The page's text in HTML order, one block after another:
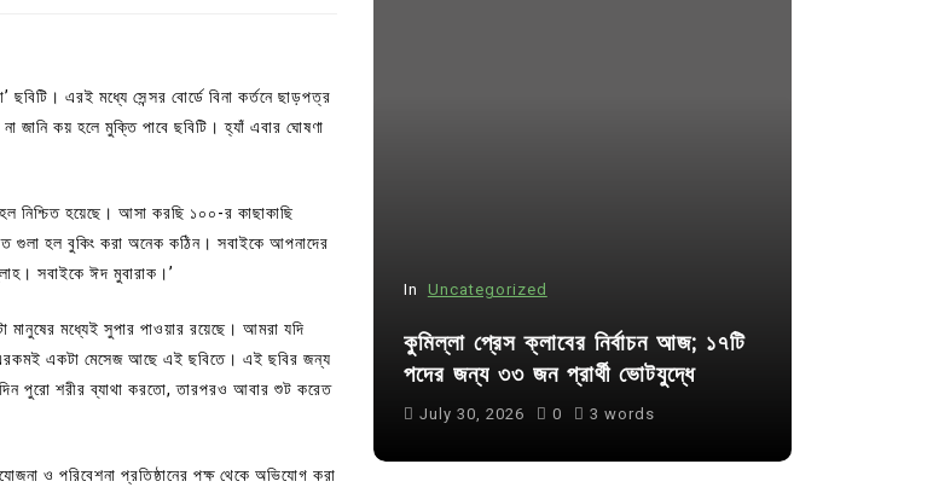
ছবিটি। এরই মধ্যে সেন্সর বোর্ডে বিনা কর্তনে ছাড়পত্র
জানি কয় হলে মুক্তি পাবে ছবিটি। হ্যাঁ এবার ঘোষণা
নিশ্চিত হয়েছে। আসা করছি ১০০-র কাছাকাছি
গুলা হল বুকিং করা অনেক কঠিন। সবাইকে আপনাদের
সবাইকে ঈদ মুবারাক।’
মানুষের মধ্যেই সুপার পাওয়ার রয়েছে। আমরা যদি
একটা মেসেজ আছে এই ছবিতে। এই ছবির জন্য
পুরো শরীর ব্যাথা করতো, তারপরও আবার শুট করেত
ও পরিবেশনা প্রতিষ্ঠানের পক্ষ থেকে অভিযোগ করা
Uncategorized
সমাজ বিনির্মাণে সহায়ক ভুমিকা রাখে
প্রেসক্লাব সভাপতি
In Uncategorized
কুমিল্লা প্রেস ক্লাবের নির্বাচন আজ; ১৭টি
পদের জন্য ৩৩ জন প্রার্থী ভোটযুদ্ধে
July 30, 2026 0 3 words